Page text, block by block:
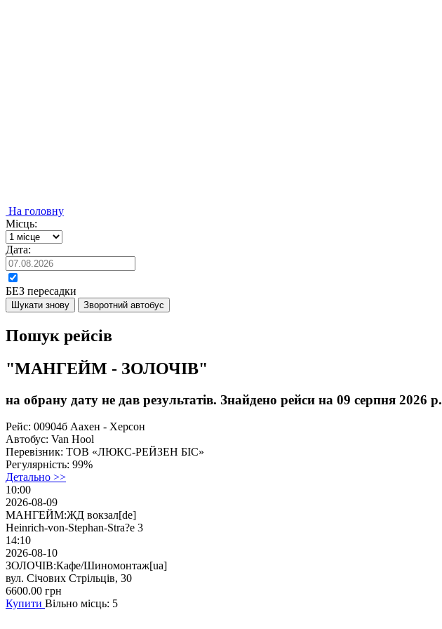
На головну
Місць:
Дата:
БЕЗ пересадки
Шукати знову Зворотний автобус
Пошук рейсів
"МАНГЕЙМ - ЗОЛОЧІВ"
на обрану дату не дав результатів. Знайдено рейси на 09 серпня 2026 р.
Рейс: 00904б Аахен - Херсон
Автобус: Van Hool
Перевізник: ТОВ «ЛЮКС-РЕЙЗЕН БІС»
Регулярність: 99%
Детально >>
10:00
2026-08-09
МАНГЕЙМ:ЖД вокзал[de]
Heinrich-von-Stephan-Stra?e 3
14:10
2026-08-10
ЗОЛОЧІВ:Кафе/Шиномонтаж[ua]
вул. Січових Стрільців, 30
6600.00 грн
Купити Вільно місць: 5